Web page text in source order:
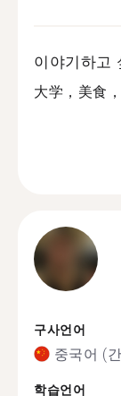
이야기하고
大学，美食
구사언어
중국어 (
학습언어